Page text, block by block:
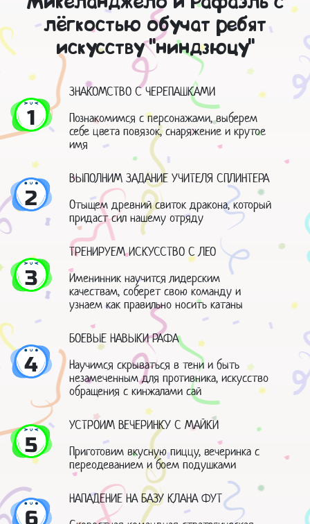
лёгкостью обучат ребят
искусству "ниндзюцу"
1
ЗНАКОМСТВО С ЧЕРЕПАШКАМИ
Познакомимся с персонажами, выберем
себе цвета повязок, снаряжение и крутое
имя
2
ВЫПОЛНИМ ЗАДАНИЕ УЧИТЕЛЯ СПЛИНТЕРА
Отыщем древний свиток дракона, который
придаст сил нашему отряду
3
ТРЕНИРУЕМ ИСКУССТВО С ЛЕО
Именинник научится лидерским
качествам, соберет свою команду и
узнаем как правильно носить катаны
4
БОЕВЫЕ НАВЫКИ РАФА
Научимся скрываться в тени и быть
незамеченным для противника, искусство
обращения с кинжалами сай
5
УСТРОИМ ВЕЧЕРИНКУ С МАЙКИ
Приготовим вкусную пиццу, вечеринка с
переодеванием и боем подушками
6
НАПАДЕНИЕ НА БАЗУ КЛАНА ФУТ